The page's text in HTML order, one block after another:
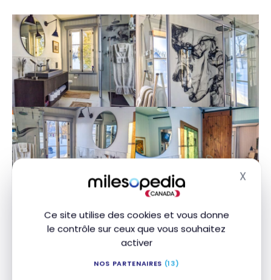
Ce site utilise des cookies et vous donne
le contrôle sur ceux que vous souhaitez
activer
NOS PARTENAIRES (13)
X